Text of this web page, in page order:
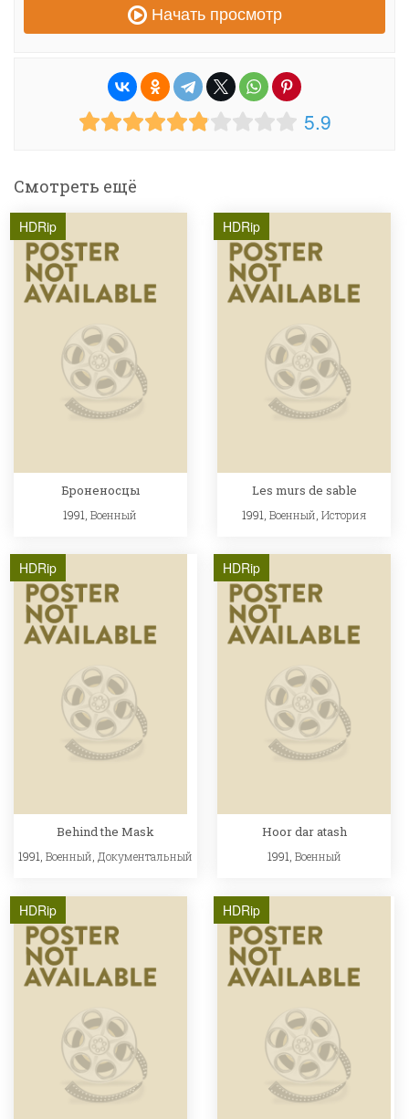
Начать просмотр
5.9
Смотреть ещё
HDRip
Броненосцы
1991,Военный
HDRip
Les murs de sable
1991, Военный История
HDRip
Behind the Mask
1991, Военный, Документальный
HDRip
Hoor dar atash
1991, Военный
HDRip HDRip